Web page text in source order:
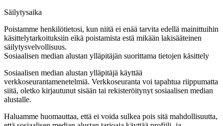
Säilytysaika
Poistamme henkilötietosi, kun niitä ei enää tarvita edellä mainittuihin
käsittelytarkoituksiin eikä poistamista estä mikään lakisääteinen
säilytysvelvollisuus.
Sosiaalisen median alustan ylläpitäjän suorittama tietojen käsittely
Sosiaalisen median alustan ylläpitäjä käyttää
verkkoseurantamenetelmiä. Verkkoseuranta voi tapahtua riippumatta
siitä, oletko kirjautunut sisään tai rekisteröitynyt sosiaalisen median
alustalle.
Haluamme huomauttaa, että ei voida sulkea pois sitä mahdollisuutta,